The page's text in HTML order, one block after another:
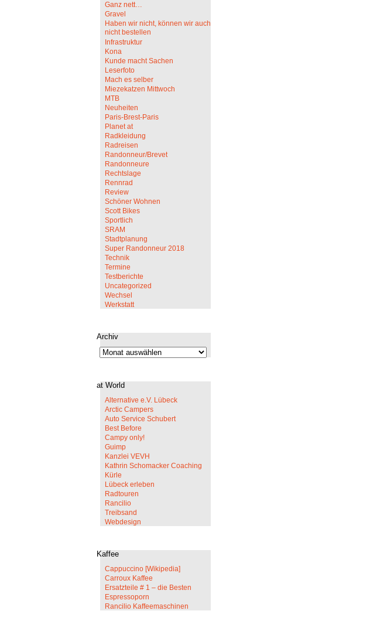
Ganz nett…
Gravel
Haben wir nicht, können wir auch
nicht bestellen
Infrastruktur
Kona
Kunde macht Sachen
Leserfoto
Mach es selber
Miezekatzen Mittwoch
MTB
Neuheiten
Paris-Brest-Paris
Planet at
Radkleidung
Radreisen
Randonneur/Brevet
Randonneure
Rechtslage
Rennrad
Review
Schöner Wohnen
Scott Bikes
Sportlich
SRAM
Stadtplanung
Super Randonneur 2018
Technik
Termine
Testberichte
Uncategorized
Wechsel
Werkstatt
Archiv
Archiv
at World
Alternative e.V. Lübeck
Arctic Campers
Auto Service Schubert
Best Before
Campy only!
Guimp
Kanzlei VEVH
Kathrin Schomacker Coaching
Kürle
Lübeck erleben
Radtouren
Rancilio
Treibsand
Webdesign
Kaffee
Cappuccino [Wikipedia]
Carroux Kaffee
Ersatzteile # 1 – die Besten
Espressoporn
Rancilio Kaffeemaschinen